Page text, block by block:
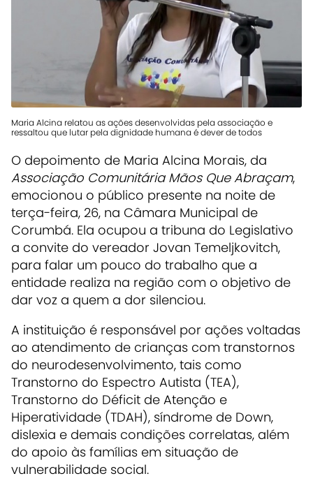
Maria Alcina relatou as ações desenvolvidas pela associação e
ressaltou que lutar pela dignidade humana é dever de todos
O depoimento de Maria Alcina Morais, da
Associação Comunitária Mãos Que Abraçam,
emocionou o público presente na noite de
terça-feira, 26, na Câmara Municipal de
Corumbá. Ela ocupou a tribuna do Legislativo
a convite do vereador Jovan Temeljkovitch,
para falar um pouco do trabalho que a
entidade realiza na região com o objetivo de
dar voz a quem a dor silenciou.
A instituição é responsável por ações voltadas
ao atendimento de crianças com transtornos
do neurodesenvolvimento, tais como
Transtorno do Espectro Autista (TEA),
Transtorno do Déficit de Atenção e
Hiperatividade (TDAH), síndrome de Down,
dislexia e demais condições correlatas, além
do apoio às famílias em situação de
vulnerabilidade social.